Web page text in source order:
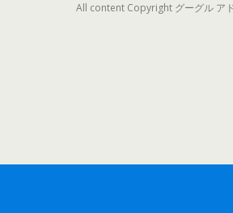
All content Copyright グーグル ア